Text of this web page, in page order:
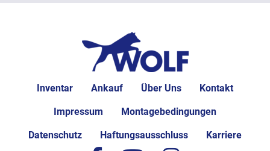
Inventar Ankauf Über Uns Kontakt
Impressum Montagebedingungen
Datenschutz Haftungsausschluss Karriere